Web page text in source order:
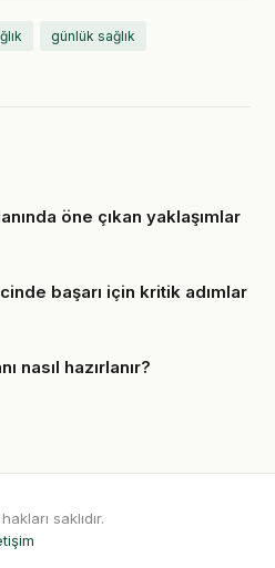
günlük sağlık
öne çıkan yaklaşımlar
başarı için kritik adımlar
nasıl hazırlanır?
saklıdır.